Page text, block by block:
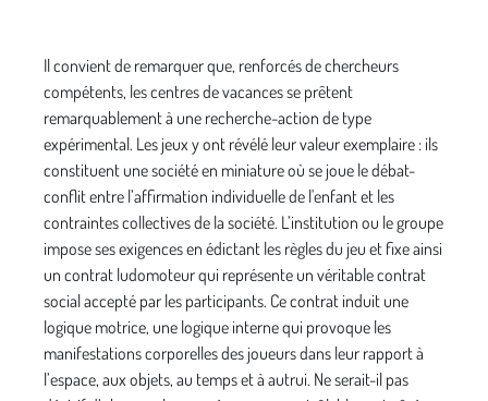
Il convient de remarquer que, renforcés de chercheurs
compétents, les centres de vacances se prêtent
remarquablement à une recherche-action de type
expérimental. Les jeux y ont révélé leur valeur exemplaire : ils
constituent une société en miniature où se joue le débat-
conflit entre l’affirmation individuelle de l'enfant et les
contraintes collectives de la société. L’institution ou le groupe
impose ses exigences en édictant les règles du jeu et fixe ainsi
un contrat ludomoteur qui représente un véritable contrat
social accepté par les participants. Ce contrat induit une
logique motrice, une logique interne qui provoque les
manifestations corporelles des joueurs dans leur rapport à
l’espace, aux objets, au temps et à autrui. Ne serait-il pas